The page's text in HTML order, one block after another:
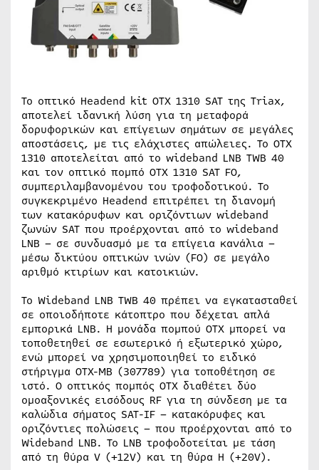
Το οπτικό Headend kit OTX 1310 SAT της Triax,
αποτελεί ιδανική λύση για τη μεταφορά
δορυφορικών και επίγειων σημάτων σε μεγάλες
αποστάσεις, με τις ελάχιστες απώλειες. Το OTX
1310 αποτελείται από το wideband LNB TWB 40
και τον οπτικό πομπό OTX 1310 SAT FO,
συμπεριλαμβανομένου του τροφοδοτικού. Το
συγκεκριμένο Headend επιτρέπει τη διανομή
των κατακόρυφων και οριζόντιων wideband
ζωνών SAT που προέρχονται από το wideband
LNB – σε συνδυασμό με τα επίγεια κανάλια –
μέσω δικτύου οπτικών ινών (FO) σε μεγάλο
αριθμό κτιρίων και κατοικιών.
Το Wideband LNB TWB 40 πρέπει να εγκατασταθεί
σε οποιοδήποτε κάτοπτρο που δέχεται απλά
εμπορικά LNB. Η μονάδα πομπού OTX μπορεί να
τοποθετηθεί σε εσωτερικό ή εξωτερικό χώρο,
ενώ μπορεί να χρησιμοποιηθεί το ειδικό
στήριγμα OTX-MB (307789) για τοποθέτηση σε
ιστό. Ο οπτικός πομπός OTX διαθέτει δύο
ομοαξονικές εισόδους RF για τη σύνδεση με τα
καλώδια σήματος SAT-IF – κατακόρυφες και
οριζόντιες πολώσεις – που προέρχονται από το
Wideband LNB. Το LNB τροφοδοτείται με τάση
από τη θύρα V (+12V) και τη θύρα H (+20V).